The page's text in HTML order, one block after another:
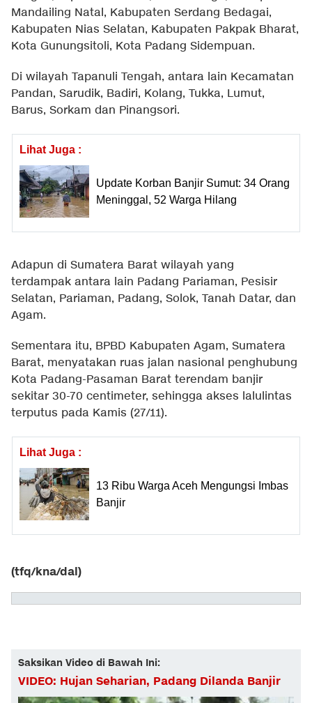
Mandailing Natal, Kabupaten Serdang Bedagai,
Kabupaten Nias Selatan, Kabupaten Pakpak Bharat,
Kota Gunungsitoli, Kota Padang Sidempuan.
Di wilayah Tapanuli Tengah, antara lain Kecamatan
Pandan, Sarudik, Badiri, Kolang, Tukka, Lumut,
Barus, Sorkam dan Pinangsori.
Lihat Juga :
Update Korban Banjir Sumut: 34 Orang
Meninggal, 52 Warga Hilang
Adapun di Sumatera Barat wilayah yang
terdampak antara lain Padang Pariaman, Pesisir
Selatan, Pariaman, Padang, Solok, Tanah Datar, dan
Agam.
Sementara itu, BPBD Kabupaten Agam, Sumatera
Barat, menyatakan ruas jalan nasional penghubung
Kota Padang-Pasaman Barat terendam banjir
sekitar 30-70 centimeter, sehingga akses lalulintas
terputus pada Kamis (27/11).
Lihat Juga :
13 Ribu Warga Aceh Mengungsi Imbas
Banjir
(tfq/kna/dal)
Saksikan Video di Bawah Ini:
VIDEO: Hujan Seharian, Padang Dilanda Banjir